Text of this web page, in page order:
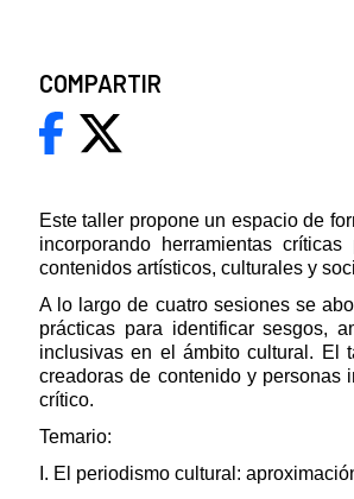
Este taller propone un espacio de
incorporando herramientas
contenidos artísticos, culturales y
A lo largo de cuatro sesiones se
prácticas para identificar sesgos,
inclusivas en el ámbito cultural. El
creadoras de contenido y personas
crítico.
Temario:
I. El periodismo cultural:
COMPARTIR